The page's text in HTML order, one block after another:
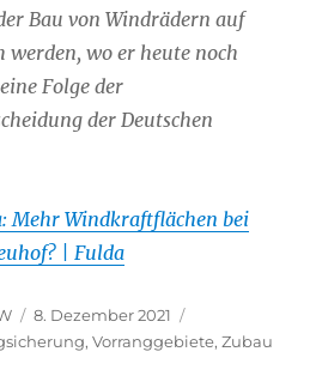
Bau von Windrädern auf
werden, wo er heute noch
Folge der
der Deutschen
Mehr Windkraftflächen bei
| Fulda
Veröffentlicht
am
8. Dezember 2021
,Vorranggebiete,Zubau